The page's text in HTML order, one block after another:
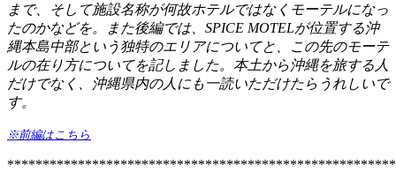
まで、そして施設名称が何故ホテルではなくモーテルになっ
たのかなどを。また後編では、SPICE MOTELが位置する沖
縄本島中部という独特のエリアについてと、この先のモーテ
ルの在り方についてを記しました。本土から沖縄を旅する人
だけでなく、沖縄県内の人にも一読いただけたらうれしいで
す。
※前編はこちら